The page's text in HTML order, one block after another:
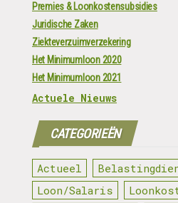
Premies & Loonkostensubsidies
Juridische Zaken
Ziekteverzuimverzekering
Het Minimumloon 2020
Het Minimumloon 2021
Actuele Nieuws
CATEGORIEËN
Actueel
Loon/Salaris